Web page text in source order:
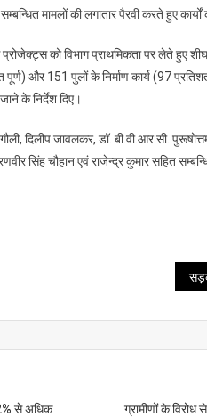
मामलों की लगातार पैरवी करते हुए कार्यों
को विभाग प्राथमिकता पर लेते हुए
और 151 पुलों के निर्माण कार्य (97
के निर्देश दिए।
दिलीप जावलकर, डॉ. बी.वी.आर.सी.
सिंह चौहान एवं राजेन्द्र कुमार सहित
से अधिक
ग्रामीणों के